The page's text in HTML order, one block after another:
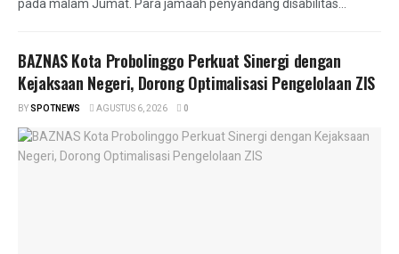
pada malam Jumat. Para jamaah penyandang disabilitas...
BAZNAS Kota Probolinggo Perkuat Sinergi dengan
Kejaksaan Negeri, Dorong Optimalisasi Pengelolaan ZIS
BYSPOTNEWS AGUSTUS 6, 2026 0